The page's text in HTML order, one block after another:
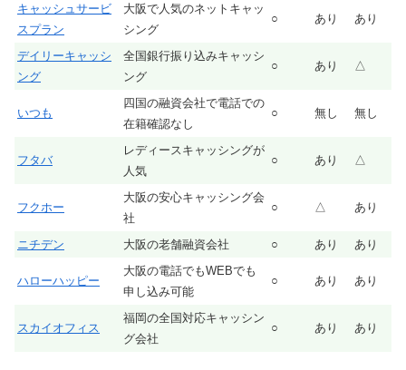
キャッシュサービ
スプラン
大阪で人気のネットキャッ
シング
○ あり あり
デイリーキャッシ
ング
全国銀行振り込みキャッシ
ング
○ あり △
いつも
四国の融資会社で電話での
在籍確認なし
○ 無し 無し
フタバ
レディースキャッシングが
人気
○ あり △
フクホー
大阪の安心キャッシング会
社
○ △ あり
ニチデン 大阪の老舗融資会社 ○ あり あり
ハローハッピー
大阪の電話でもWEBでも
申し込み可能
○ あり あり
スカイオフィス
福岡の全国対応キャッシン
グ会社
○ あり あり